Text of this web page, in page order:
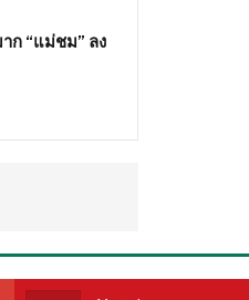
ก “แม่ชม” ลง